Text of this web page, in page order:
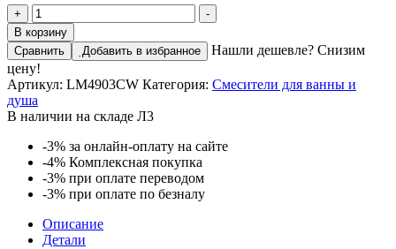
+
Количество
товара
Melange
Смеситель
для
душа,
без
излива
лейка
р/
ОД,
хром/
белый,
LM,
LM4903CW
-
В корзину
Сравнить
Добавить в избранное
Нашли дешевле? Снизим
цену!
Артикул: LM4903CW Категория: Смесители для ванны и
душа
В наличии на складе Л3
-3% за онлайн-оплату на сайте
-4% Комплексная покупка
-3% при оплате переводом
-3% при оплате по безналу
Описание
Детали